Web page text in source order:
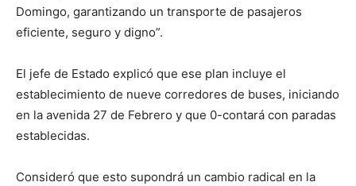
Domingo, garantizando un transporte de pasajeros
eficiente, seguro y digno”.
El jefe de Estado explicó que ese plan incluye el
establecimiento de nueve corredores de buses, iniciando
en la avenida 27 de Febrero y que 0-contará con paradas
establecidas.
Consideró que esto supondrá un cambio radical en la